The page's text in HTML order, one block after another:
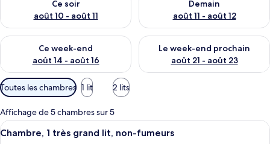
Ce soir
août 10 - août 11
Demain
août 11 - août 12
Ce week-end
août 14 - août 16
Vérifier la disponibilité pour ce week-end août 14 - août 16
Le week-end prochain
août 21 - août 23
Vérifier la disponibilité pour
Filtres
disponibles
pour
les
chambres
Toutes les chambres 1 lit 2 lits
Affichage de 5 chambres sur 5
Afficher
toutes
Une chambre d’hôtel équipée d’un
8
Chambre, 1 très grand lit, non-fumeurs